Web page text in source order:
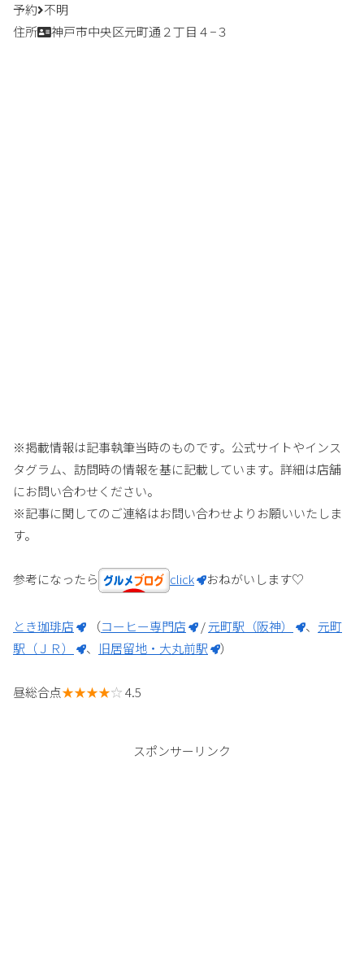
予約 不明
住所
神戸市中央区元町通２丁目４−３
※掲載情報は記事執筆当時のものです。公式サイトやインス
タグラム、訪問時の情報を基に記載しています。詳細は店舗
にお問い合わせください。
※記事に関してのご連絡はお問い合わせよりお願いいたしま
す。
参考になったら click おねがいします♡
とき珈琲店 （コーヒー専門店 /元町駅（阪神） 、 元町
駅（ＪＲ）
、 旧居留地・大丸前駅 ）
昼総合点★★★★☆4.5
スポンサーリンク